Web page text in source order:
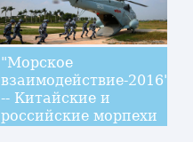
"Морское
взаимодействие-2016"
-- Китайские и
российские морпехи